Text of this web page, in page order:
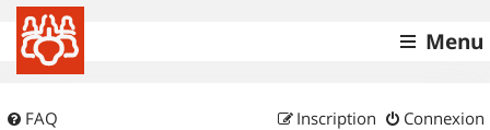
Menu
FAQ Connexion
Inscription